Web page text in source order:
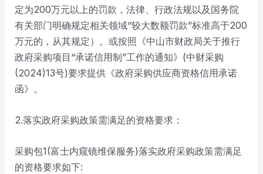
定为200万元以上的罚款，法律、行政法规以及国务院
有关部门明确规定相关领域“较大数额罚款”标准高于200
万元的，从其规定）。或按照《中山市财政局关于推行
政府采购项目“承诺信用制”工作的通知》(中财采购
(2024)13号)要求提供《政府采购供应商资格信用承诺
函》。
2.落实政府采购政策需满足的资格要求：
采购包1(富士内窥镜维保服务)落实政府采购政策需满足
的资格要求如下: